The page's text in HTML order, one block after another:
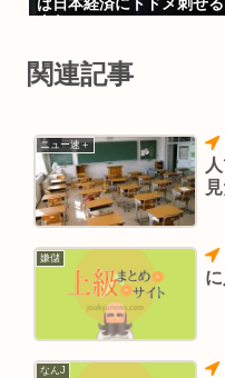
ば日本経済にトドメ刺せる
関連記事
ニュー速＋
嫌儲
なんJ